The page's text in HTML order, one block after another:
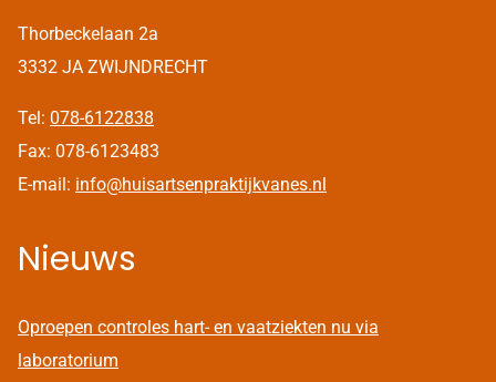
Thorbeckelaan 2a
3332 JA ZWIJNDRECHT
Tel: 078-6122838
Fax: 078-6123483
E-mail: info@huisartsenpraktijkvanes.nl
Nieuws
Oproepen controles hart- en vaatziekten nu via
laboratorium